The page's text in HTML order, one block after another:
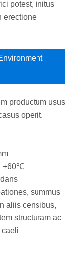
potest, initus
erectione
productum usus
operit.
+60℃
summus
aliis censibus,
structuram ac
caeli